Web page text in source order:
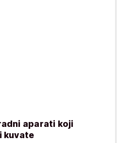
aparati koji
kuvate